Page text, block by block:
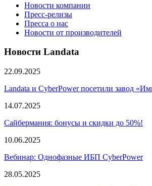
Новости компании
Пресс-релизы
Пресса о нас
Новости от производителей
Новости Landata
22.09.2025
Landata и CyberPower посетили завод
14.07.2025
Сайбермания: бонусы и скидки до 50%!
10.06.2025
Вебинар: Однофазные ИБП CyberPower
28.05.2025